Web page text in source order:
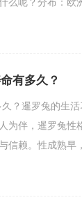
有多久？
？暹罗兔的生
为伴，暹罗兔性
信赖。性成熟早